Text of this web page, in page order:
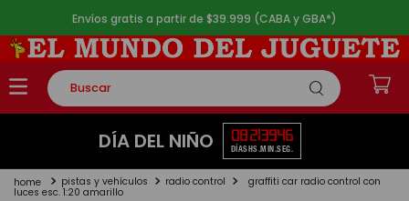
Envíos gratis a partir de $39.999 (CABA y GBA*)
Buscar
TÉRMINOS MÁS BUSCADOS
2.
lego
DÍA DEL NIÑO 08
DÍAS
21
HS.
39
MIN.
46
SEG.
pistas y vehículos radio control graffiti car radio control con
luces esc. 1:20 amarillo